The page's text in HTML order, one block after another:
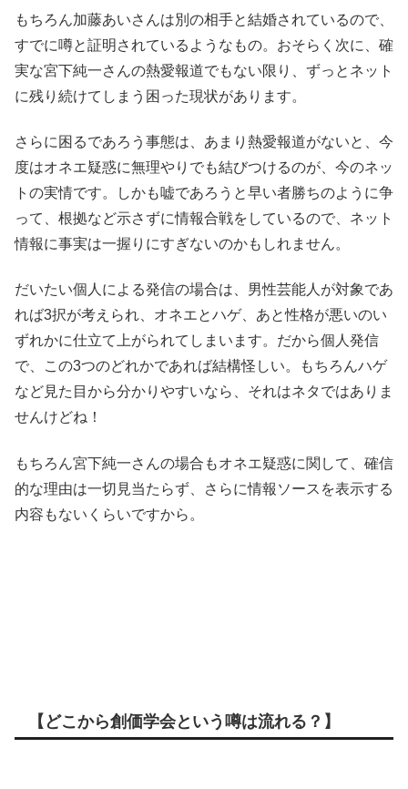
もちろん加藤あいさんは別の相手と結婚されているので、
すでに噂と証明されているようなもの。おそらく次に、確
実な宮下純一さんの熱愛報道でもない限り、ずっとネット
に残り続けてしまう困った現状があります。
さらに困るであろう事態は、あまり熱愛報道がないと、今
度はオネエ疑惑に無理やりでも結びつけるのが、今のネッ
トの実情です。しかも嘘であろうと早い者勝ちのように争
って、根拠など示さずに情報合戦をしているので、ネット
情報に事実は一握りにすぎないのかもしれません。
だいたい個人による発信の場合は、男性芸能人が対象であ
れば3択が考えられ、オネエとハゲ、あと性格が悪いのい
ずれかに仕立て上がられてしまいます。だから個人発信
で、この3つのどれかであれば結構怪しい。もちろんハゲ
など見た目から分かりやすいなら、それはネタではありま
せんけどね！
もちろん宮下純一さんの場合もオネエ疑惑に関して、確信
的な理由は一切見当たらず、さらに情報ソースを表示する
内容もないくらいですから。
【どこから創価学会という噂は流れる？】